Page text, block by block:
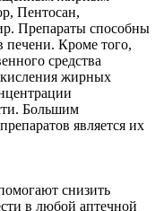
Пентосан,
Препараты способны
печени. Кроме того,
средства
жирных
Большим
является их
снизить
в любой аптечной